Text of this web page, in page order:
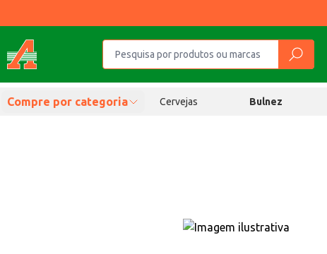
Compre por categoria Cervejas Bulnez